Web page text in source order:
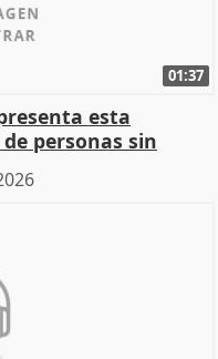
01:37
esta
personas sin